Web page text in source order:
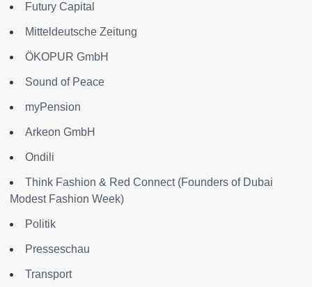
Futury Capital
Mitteldeutsche Zeitung
ÖKOPUR GmbH
Sound of Peace
myPension
Arkeon GmbH
Ondili
Think Fashion & Red Connect (Founders of Dubai
Modest Fashion Week)
Politik
Presseschau
Transport